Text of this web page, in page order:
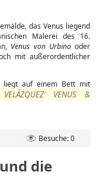
das Venus liegend
Malerei des 16.
Venus von Urbinooder
mit außerordentlicher
liegt auf einem Bett mit
VELÁZQUEZ' VENUS &
Besuche: 0
die